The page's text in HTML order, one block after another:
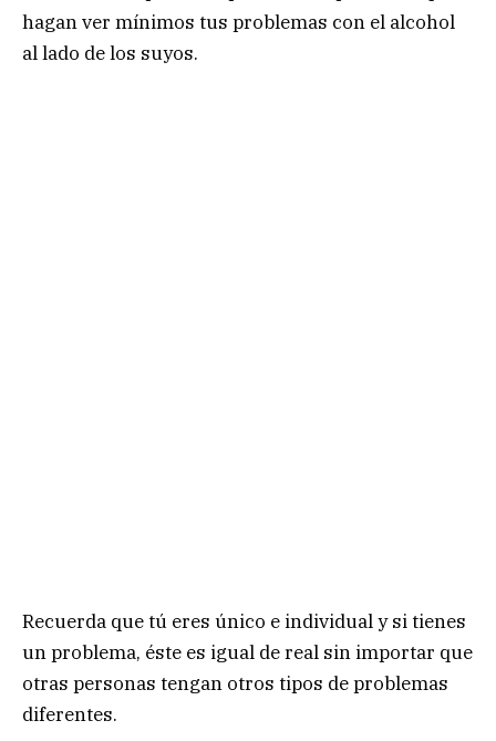
hagan ver mínimos tus problemas con el alcohol
al lado de los suyos.
Recuerda que tú eres único e individual y si tienes
un problema, éste es igual de real sin importar que
otras personas tengan otros tipos de problemas
diferentes.